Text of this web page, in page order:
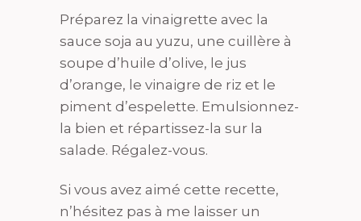
Préparez la vinaigrette avec la
sauce soja au yuzu, une cuillère à
soupe d’huile d’olive, le jus
d’orange, le vinaigre de riz et le
piment d’espelette. Emulsionnez-
la bien et répartissez-la sur la
salade. Régalez-vous.
Si vous avez aimé cette recette,
n’hésitez pas à me laisser un